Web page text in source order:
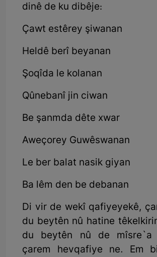
dinê de ku dibêje:
Çawt estêrey şiwanan
Heldê berî beyanan
Şoqîda le kolanan
Qûnebanî jin ciwan
Be şanmda dête xwar
Aweçorey Guwêswanan
Le ber balat nasik giyan
Ba lêm den be debanan
Di vir de wekî qafiyeyekê,
du beytên nû hatine
du beytên nû de mîsre`a
çarem hevqafiye ne. Em